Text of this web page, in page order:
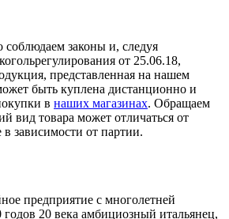
законы и, следуя
от 25.06.18,
представленная на нашем
быть куплена дистанционно и
в наших магазинах. Обращаем
вид товара может отличаться от
зависимости от партии.
предприятие с многолетней
годов 20 века амбициозный итальянец,